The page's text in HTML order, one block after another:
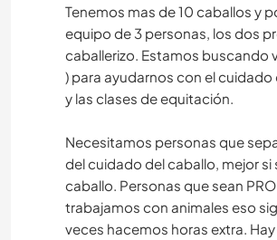
Tenemos mas de 10 caballos y
equipo de 3 personas, los dos
caballerizo. Estamos buscando
) para ayudarnos con el cuidado
y las clases de equitación.
Necesitamos personas que
del cuidado del caballo, mejor si
caballo. Personas que sean
trabajamos con animales eso
veces hacemos horas extra.